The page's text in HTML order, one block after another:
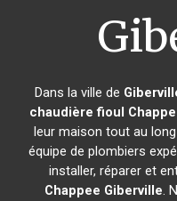
Dans la ville de
chaudière fioul
leur maison tout au
équipe de plombiers
installer, réparer et
Chappee Giberville.